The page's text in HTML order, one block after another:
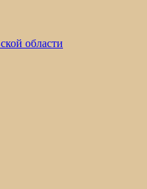
области